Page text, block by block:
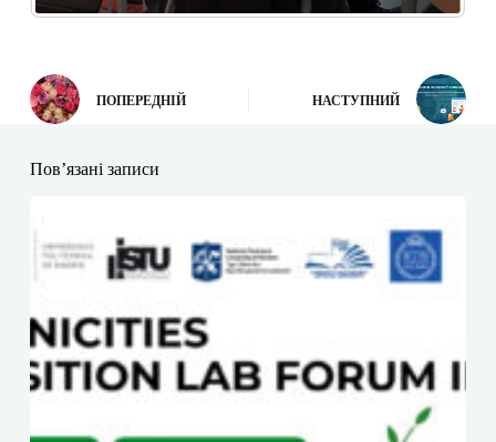
ПОПЕРЕДНІЙ НАСТУПНИЙ
Пов’язані записи